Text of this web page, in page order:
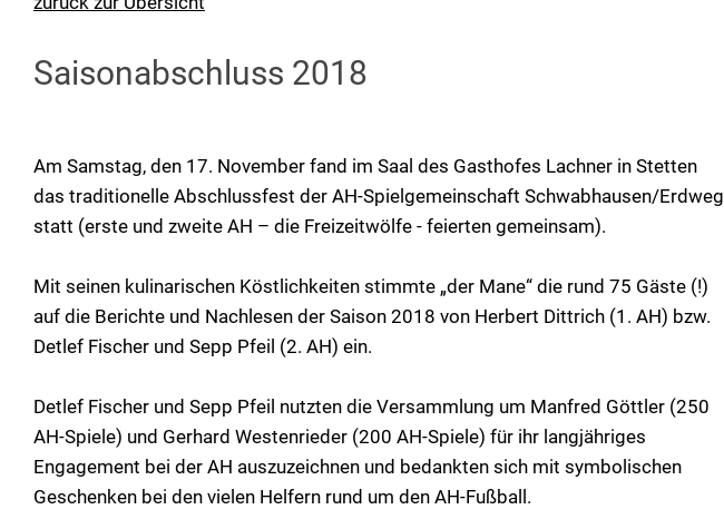
Saisonabschluss 2018
Am Samstag, den 17. November fand im Saal des Gasthofes Lachner in Stetten
das traditionelle Abschlussfest der AH-Spielgemeinschaft Schwabhausen/Erdweg
statt (erste und zweite AH – die Freizeitwölfe - feierten gemeinsam).
Mit seinen kulinarischen Köstlichkeiten stimmte „der Mane“ die rund 75 Gäste (!)
auf die Berichte und Nachlesen der Saison 2018 von Herbert Dittrich (1. AH) bzw.
Detlef Fischer und Sepp Pfeil (2. AH) ein.
Detlef Fischer und Sepp Pfeil nutzten die Versammlung um Manfred Göttler (250
AH-Spiele) und Gerhard Westenrieder (200 AH-Spiele) für ihr langjähriges
Engagement bei der AH auszuzeichnen und bedankten sich mit symbolischen
Geschenken bei den vielen Helfern rund um den AH-Fußball.